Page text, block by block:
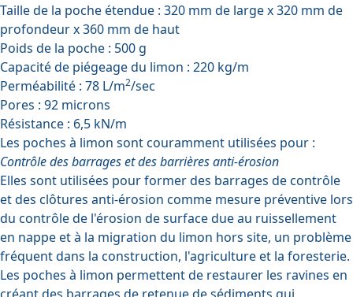
Taille de la poche étendue : 320 mm de large x 320 mm de
profondeur x 360 mm de haut
Poids de la poche : 500 g
Capacité de piégeage du limon : 220 kg/m
Perméabilité : 78 L/m2/sec
Pores : 92 microns
Résistance : 6,5 kN/m
Les poches à limon sont couramment utilisées pour :
Contrôle des barrages et des barrières anti-érosion
Elles sont utilisées pour former des barrages de contrôle
et des clôtures anti-érosion comme mesure préventive lors
du contrôle de l'érosion de surface due au ruissellement
en nappe et à la migration du limon hors site, un problème
fréquent dans la construction, l'agriculture et la foresterie.
Les poches à limon permettent de restaurer les ravines en